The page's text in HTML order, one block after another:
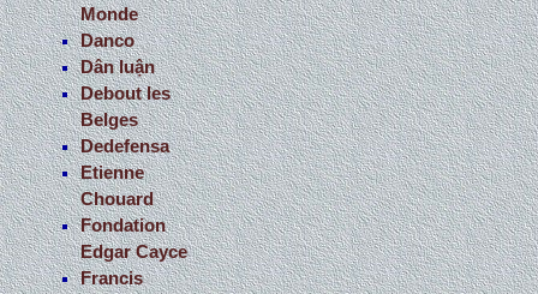
Monde
Danco
Dân luận
Debout les
Belges
Dedefensa
Etienne
Chouard
Fondation
Edgar Cayce
Francis